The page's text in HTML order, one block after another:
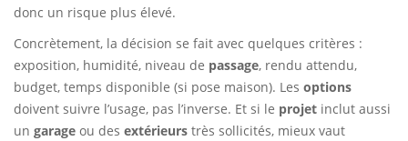
donc un risque plus élevé.
Concrètement, la décision se fait avec quelques critères :
exposition, humidité, niveau de passage, rendu attendu,
budget, temps disponible (si pose maison). Les options
doivent suivre l’usage, pas l’inverse. Et si le projet inclut aussi
un garage ou des extérieurs très sollicités, mieux vaut